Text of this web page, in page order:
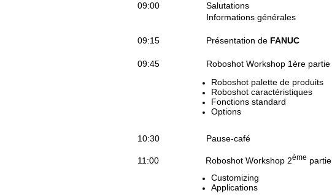
09:00 Salutations
Informations générales
09:15 Présentation de FANUC
09:45 Roboshot Workshop 1ère partie
Roboshot palette de produits
Roboshot caractéristiques
Fonctions standard
Options
10:30 Pause-café
11:00 Roboshot Workshop 2ème partie
Customizing
Applications